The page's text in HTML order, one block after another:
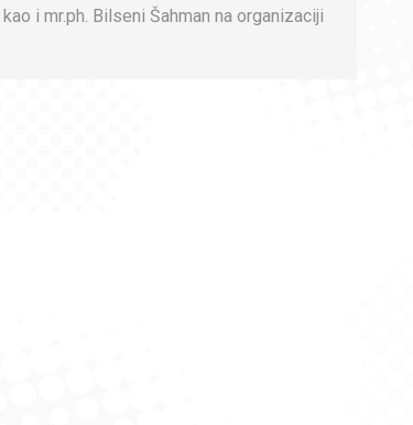
i mr.ph. Bilseni Šahman na organizaciji